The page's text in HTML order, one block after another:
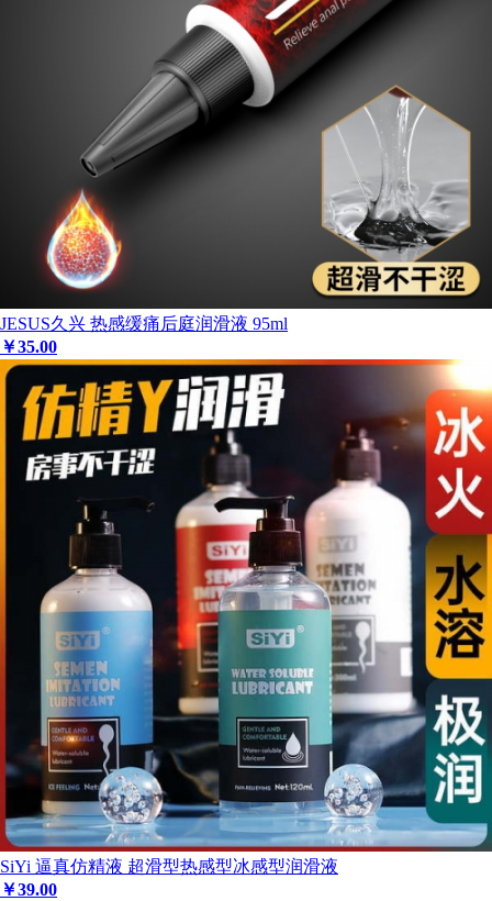
JESUS久兴 热感缓痛后庭润滑液 95ml
￥35.00
SiYi 逼真仿精液 超滑型热感型冰感型润滑液
￥39.00